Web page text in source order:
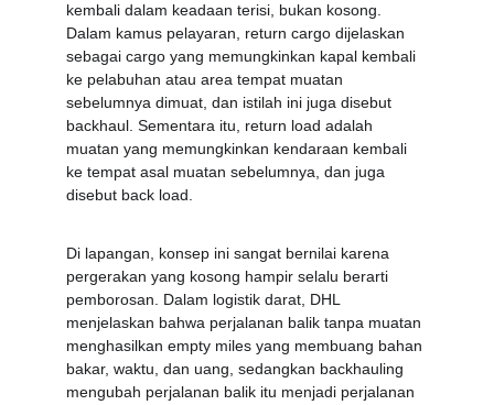
kembali dalam keadaan terisi, bukan kosong.
Dalam kamus pelayaran, return cargo dijelaskan
sebagai cargo yang memungkinkan kapal kembali
ke pelabuhan atau area tempat muatan
sebelumnya dimuat, dan istilah ini juga disebut
backhaul. Sementara itu, return load adalah
muatan yang memungkinkan kendaraan kembali
ke tempat asal muatan sebelumnya, dan juga
disebut back load.
Di lapangan, konsep ini sangat bernilai karena
pergerakan yang kosong hampir selalu berarti
pemborosan. Dalam logistik darat, DHL
menjelaskan bahwa perjalanan balik tanpa muatan
menghasilkan empty miles yang membuang bahan
bakar, waktu, dan uang, sedangkan backhauling
mengubah perjalanan balik itu menjadi perjalanan